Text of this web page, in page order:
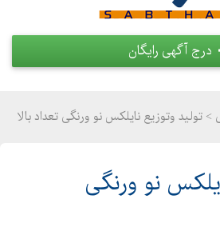
درج آگهی رایگان
تولید وتوزیع نایلکس نو ورنگی تعداد بالا
نو ورنگی